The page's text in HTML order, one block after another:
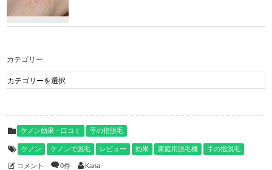
カテゴリー
ケノン効果・口コミ 手の指脱毛
ケノン ケノンで脱毛 レビュー 効果 家庭用脱毛機 手の指脱毛
コメント 0件 Kana